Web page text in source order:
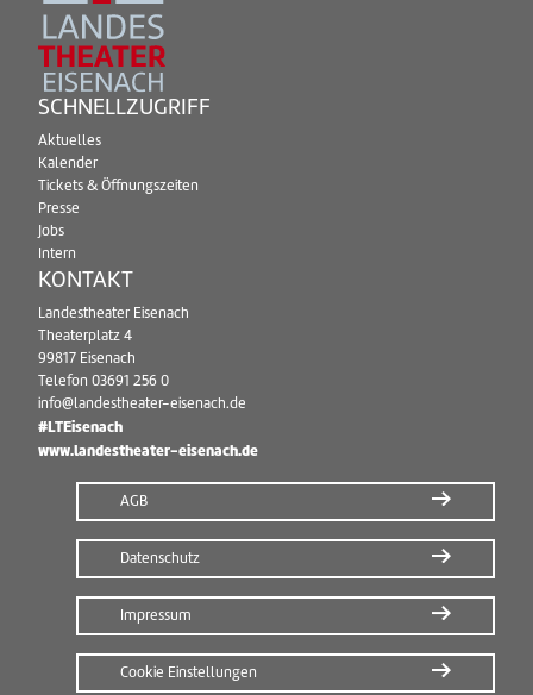
SCHNELLZUGRIFF
Aktuelles
Kalender
Tickets & Öffnungszeiten
Presse
Jobs
Intern
KONTAKT
Landestheater Eisenach
Theaterplatz 4
99817 Eisenach
Telefon 03691 256 0
info@landestheater-eisenach.de
#LTEisenach
www.landestheater-eisenach.de
AGB
Datenschutz
Impressum
Cookie Einstellungen